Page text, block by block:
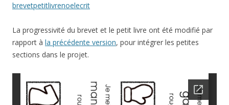
brevetpetitlivrenoelecrit
La progressivité du brevet et le petit livre ont été modifié par
rapport à la précédente version, pour intégrer les petites
sections dans le projet.